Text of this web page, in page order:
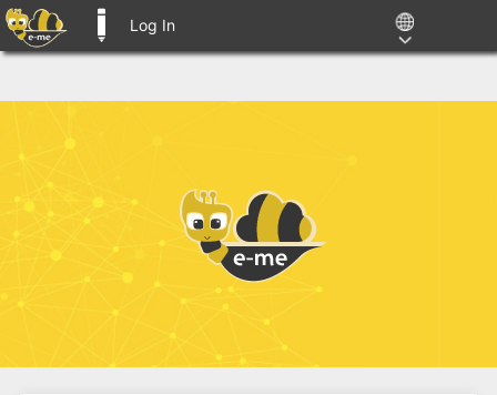
Log In